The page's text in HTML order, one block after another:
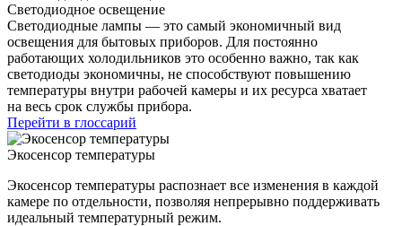
Светодиодное освещение
Светодиодные лампы — это самый экономичный вид
освещения для бытовых приборов. Для постоянно
работающих холодильников это особенно важно, так как
светодиоды экономичны, не способствуют повышению
температуры внутри рабочей камеры и их ресурса хватает
на весь срок службы прибора.
Перейти в глоссарий
Экосенсор температуры
Экосенсор температуры распознает все изменения в каждой
камере по отдельности, позволяя непрерывно поддерживать
идеальный температурный режим.